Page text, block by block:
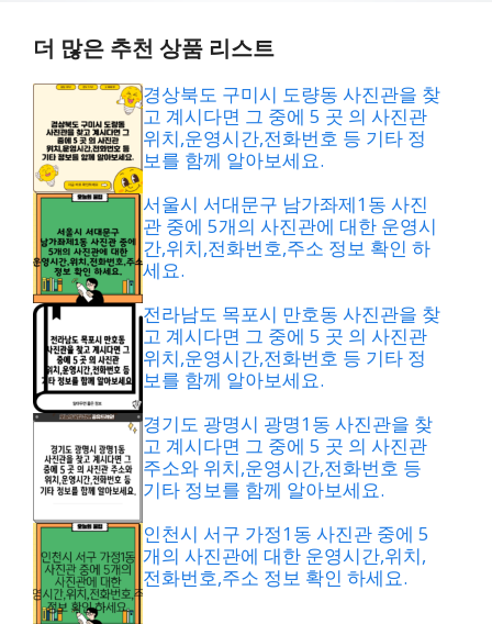
더 많은 추천 상품 리스트
경상북도 구미시 도량동 사진관을 찾
고 계시다면 그 중에 5 곳 의 사진관
위치,운영시간,전화번호 등 기타 정
보를 함께 알아보세요.
서울시 서대문구 남가좌제1동 사진
관 중에 5개의 사진관에 대한 운영시
간,위치,전화번호,주소 정보 확인 하
세요.
전라남도 목포시 만호동 사진관을 찾
고 계시다면 그 중에 5 곳 의 사진관
위치,운영시간,전화번호 등 기타 정
보를 함께 알아보세요.
경기도 광명시 광명1동 사진관을 찾
고 계시다면 그 중에 5 곳 의 사진관
주소와 위치,운영시간,전화번호 등
기타 정보를 함께 알아보세요.
인천시 서구 가정1동 사진관 중에 5
개의 사진관에 대한 운영시간,위치,
전화번호,주소 정보 확인 하세요.